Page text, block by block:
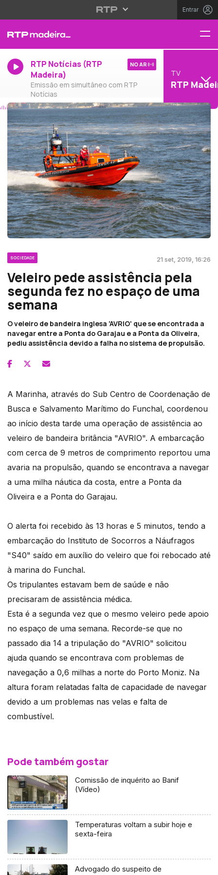
Entrar
RTP Notícias (RTP
Madeira)
Emissão em simultâneo com RTP
Notícias
NO AR
TV
RTP
SOCIEDADE 21 set, 2019, 16:26
Veleiro pede assistência pela
segunda fez no espaço de uma
semana
O veleiro de bandeira inglesa 'AVRIO' que se encontrada a
navegar entre a Ponta do Garajau e a Ponta da Oliveira,
pediu assistência devido a falha no sistema de propulsão.
A Marinha, através do Sub Centro de Coordenação de
Busca e Salvamento Marítimo do Funchal, coordenou
ao início desta tarde uma operação de assistência ao
veleiro de bandeira britância "AVRIO". A embarcação
com cerca de 9 metros de comprimento reportou uma
avaria na propulsão, quando se encontrava a navegar
a uma milha náutica da costa, entre a Ponta da
Oliveira e a Ponta do Garajau.
O alerta foi recebido às 13 horas e 5 minutos, tendo a
embarcação do Instituto de Socorros a Náufragos
"S40" saído em auxílio do veleiro que foi rebocado até
à marina do Funchal.
Os tripulantes estavam bem de saúde e não
precisaram de assistência médica.
Esta é a segunda vez que o mesmo veleiro pede apoio
no espaço de uma semana. Recorde-se que no
passado dia 14 a tripulação do "AVRIO" solicitou
ajuda quando se encontrava com problemas de
navegação a 0,6 milhas a norte do Porto Moniz. Na
altura foram relatadas falta de capacidade de navegar
devido a um problemas nas velas e falta de
combustível.
Pode também gostar
Comissão de inquérito ao Banif
(Vídeo)
Temperaturas voltam a subir hoje e
sexta-feira
Advogado do suspeito de